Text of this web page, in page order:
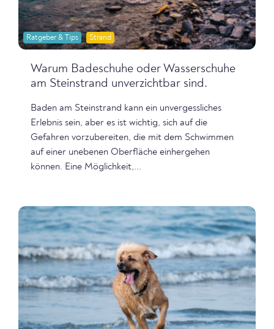
Ratgeber & Tips Strand
Warum Badeschuhe oder Wasserschuhe
am Steinstrand unverzichtbar sind.
Baden am Steinstrand kann ein unvergessliches
Erlebnis sein, aber es ist wichtig, sich auf die
Gefahren vorzubereiten, die mit dem Schwimmen
auf einer unebenen Oberfläche einhergehen
können. Eine Möglichkeit,...